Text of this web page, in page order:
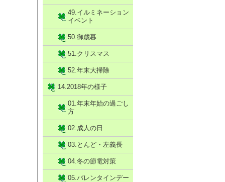
49.イルミネーション
イベント
50.御歳暮
51.クリスマス
52.年末大掃除
14.2018年の様子
01.年末年始の過ごし
方
02.成人の日
03.とんど・左義長
04.冬の節電対策
05.バレンタインデー